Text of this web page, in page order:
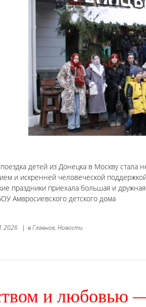
детей из Донецка в Москву
и искренней человеческой
праздники приехала большая и
Амвросиевского детского дома
| вГлавное, Новости
и любовью